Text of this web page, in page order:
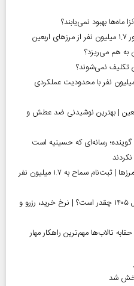
ماه‌ها بهبود نمی‌یابند؟
به هم می‌ریزد؟
تکلیف نمی‌شوند؟
معلولیت در ایران | بیش از ۱۰.۵ میلیون نفر با محدودیت عملکردی
| بهترین نوشیدنی ضد عطش و
گوینده؛ رسانه‌ای که حسینیه است
آغاز رسمی برنامه‌های اربعین ۱۴۰۵ در مرز‌ها | ثبت‌نام سماح به ۱.۷ میلیون نفر
قیمت قبر در بهشت زهرا (س) در سال ۱۴۰۵ چقدر است؟ | نرخ خرید، رزرو و
تالاب‌ها مهم‌ترین راهکار مهار
شد